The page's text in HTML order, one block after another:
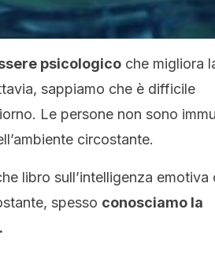
psicologico che migliora
sappiamo che è difficile
Le persone non sono
circostante.
libro sull’intelligenza emotiva
spesso conosciamo la